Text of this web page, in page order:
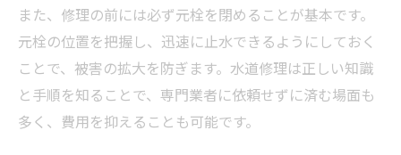
水道修理での応急処置と安全対策
自分でできる水道管の水漏れ修理方法
水道修理用テープの選び方と使い方
水道管つなぎ目の水漏れ修理のコツ
また、修理の前には必ず元栓を閉めることが基本です。
元栓の位置を把握し、迅速に止水できるようにしておく
ことで、被害の拡大を防ぎます。水道修理は正しい知識
と手順を知ることで、専門業者に依頼せずに済む場面も
多く、費用を抑えることも可能です。